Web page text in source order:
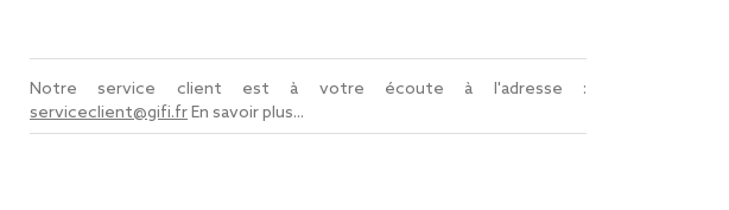
Notre service client est à votre écoute à l'adresse :
serviceclient@gifi.frEn savoir plus...